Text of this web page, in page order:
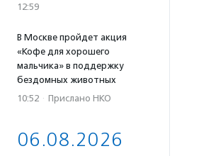
12:59
В Москве пройдет акция
«Кофе для хорошего
мальчика» в поддержку
бездомных животных
10:52 · Прислано НКО
06.08.2026